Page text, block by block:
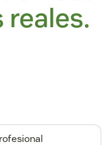
reales.